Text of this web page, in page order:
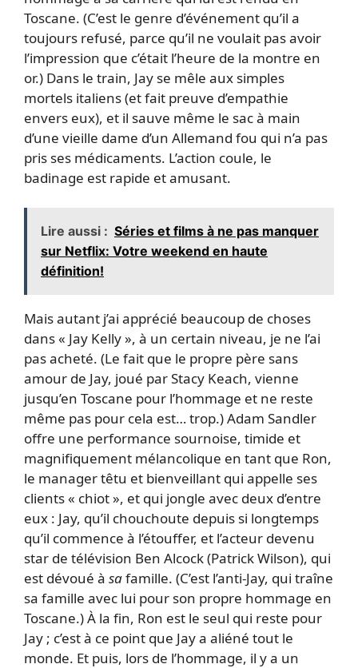
Toscane. (C’est le genre d’événement qu’il a
toujours refusé, parce qu’il ne voulait pas avoir
l’impression que c’était l’heure de la montre en
or.) Dans le train, Jay se mêle aux simples
mortels italiens (et fait preuve d’empathie
envers eux), et il sauve même le sac à main
d’une vieille dame d’un Allemand fou qui n’a pas
pris ses médicaments. L’action coule, le
badinage est rapide et amusant.
Lire aussi : Séries et films à ne pas manquer
sur Netflix: Votre weekend en haute
définition!
Mais autant j’ai apprécié beaucoup de choses
dans « Jay Kelly », à un certain niveau, je ne l’ai
pas acheté. (Le fait que le propre père sans
amour de Jay, joué par Stacy Keach, vienne
jusqu’en Toscane pour l’hommage et ne reste
même pas pour cela est… trop.) Adam Sandler
offre une performance sournoise, timide et
magnifiquement mélancolique en tant que Ron,
le manager têtu et bienveillant qui appelle ses
clients « chiot », et qui jongle avec deux d’entre
eux : Jay, qu’il chouchoute depuis si longtemps
qu’il commence à l’étouffer, et l’acteur devenu
star de télévision Ben Alcock (Patrick Wilson), qui
est dévoué à safamille. (C’est l’anti-Jay, qui traîne
sa famille avec lui pour son propre hommage en
Toscane.) À la fin, Ron est le seul qui reste pour
Jay ; c’est à ce point que Jay a aliéné tout le
monde. Et puis, lors de l’hommage, il y a un